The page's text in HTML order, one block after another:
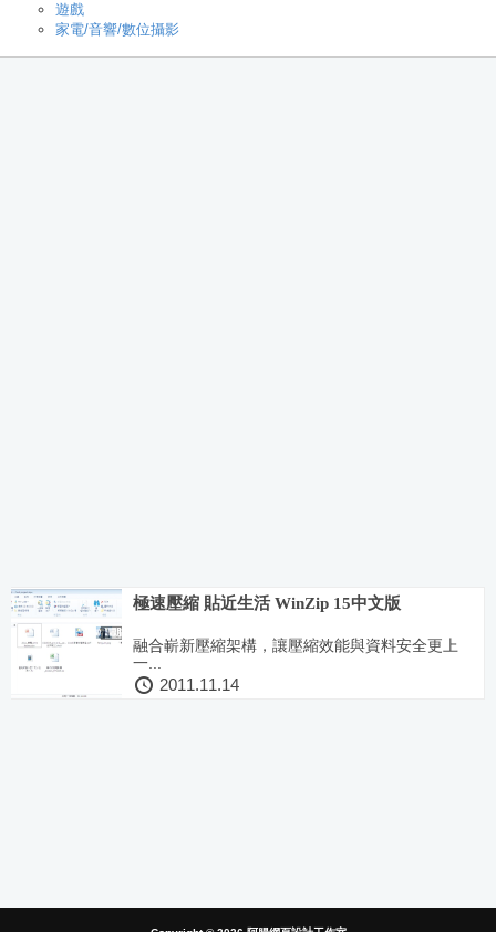
遊戲
家電/音響/數位攝影
極速壓縮 貼近生活 WinZip 15中文版
融合嶄新壓縮架構，讓壓縮效能與資料安全更上
一...
2011.11.14